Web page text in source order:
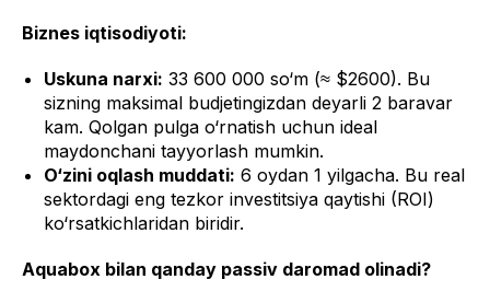
Biznes iqtisodiyoti:
Uskuna narxi: 33 600 000 so‘m (≈ $2600). Bu
sizning maksimal budjetingizdan deyarli 2 baravar
kam. Qolgan pulga o‘rnatish uchun ideal
maydonchani tayyorlash mumkin.
O‘zini oqlash muddati: 6 oydan 1 yilgacha. Bu real
sektordagi eng tezkor investitsiya qaytishi (ROI)
ko‘rsatkichlaridan biridir.
Aquabox bilan qanday passiv daromad olinadi?